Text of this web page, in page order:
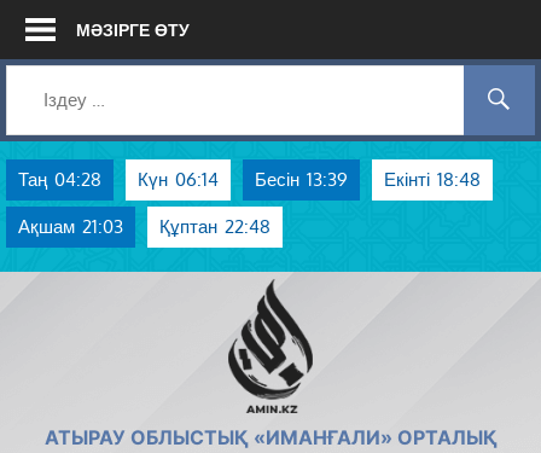
Skip
МӘЗІРГЕ ӨТУ
Таң 04:28 Күн 06:14 Бесін 13:39 Екінті 18:48
Ақшам 21:03 Құптан 22:48
АТЫРАУ ОБЛЫСТЫҚ «ИМАНҒАЛИ» ОРТАЛЫҚ